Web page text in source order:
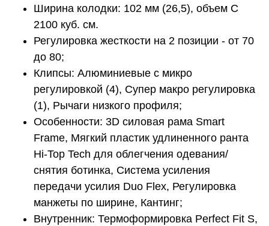
Ширина колодки: 102 мм (26,5), объем C
2100 куб. см.
Регулировка жесткости на 2 позиции - от 70
до 80;
Клипсы: Алюминиевые с микро
регулировкой (4), Супер макро регулировка
(1), Рычаги низкого профиля;
Особенности: 3D силовая рама Smart
Frame, Мягкий пластик удлиненного ранта
Hi-Top Tech для облегчения одевания/
снятия ботинка, Система усиления
передачи усилия Duo Flex, Регулировка
манжеты по ширине, Кантинг;
Внутренник: Термоформировка Perfect Fit S,